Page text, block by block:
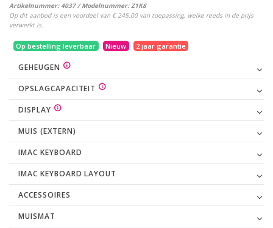
Artikelnummer: 4037 / Modelnummer: Z1K8
Op dit aanbod is een voordeel van € 245,00 van toepassing, welke reeds in de prijs
verwerkt is.
Op bestelling leverbaar Nieuw 2 jaar garantie
GEHEUGEN
OPSLAGCAPACITEIT
DISPLAY
MUIS (EXTERN)
IMAC KEYBOARD
IMAC KEYBOARD LAYOUT
ACCESSOIRES
MUISMAT